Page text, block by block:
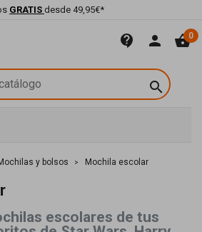
GRATIS desde 49,95€*
contact_support person shopping_basket0

y bolsos Mochila escolar
escolares de tus